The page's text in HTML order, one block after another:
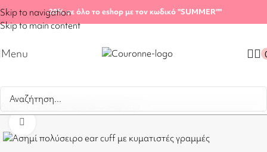
Skip to navigation
Skip to main content
-20%σε όλο το eshop με τον κωδικό "SUMMER""
Menu
Αρχική σελίδα